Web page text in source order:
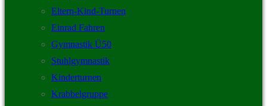
Eltern-Kind-Turnen
Einrad Fahren
Gymnastik Ü50
Stuhlgymnastik
Kinderturnen
Krabbelgruppe